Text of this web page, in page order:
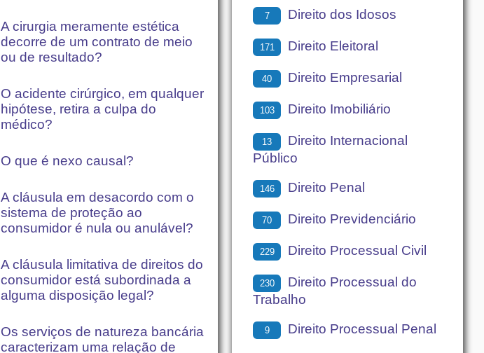
A cirurgia meramente estética
decorre de um contrato de meio
ou de resultado?
O acidente cirúrgico, em qualquer
hipótese, retira a culpa do
médico?
O que é nexo causal?
A cláusula em desacordo com o
sistema de proteção ao
consumidor é nula ou anulável?
A cláusula limitativa de direitos do
consumidor está subordinada a
alguma disposição legal?
Os serviços de natureza bancária
caracterizam uma relação de
7 Direito dos Idosos
171 Direito Eleitoral
40 Direito Empresarial
103 Direito Imobiliário
13
Direito Internacional
Público
146 Direito Penal
70 Direito Previdenciário
229 Direito Processual Civil
230
Direito Processual do
Trabalho
9 Direito Processual Penal